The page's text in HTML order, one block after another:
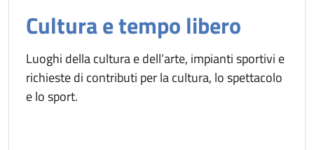
Cultura e tempo libero
Luoghi della cultura e dell’arte, impianti sportivi e
richieste di contributi per la cultura, lo spettacolo
e lo sport.